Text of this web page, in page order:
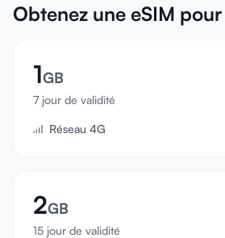
À propos
Parrainer un ami
Devenir affilié
Centre d'aide
Assistance
Compatibilité des appareils
Obtenez une eSIM
1GB
7 jour de validité
Réseau 4G
2GB
15 jour de validité